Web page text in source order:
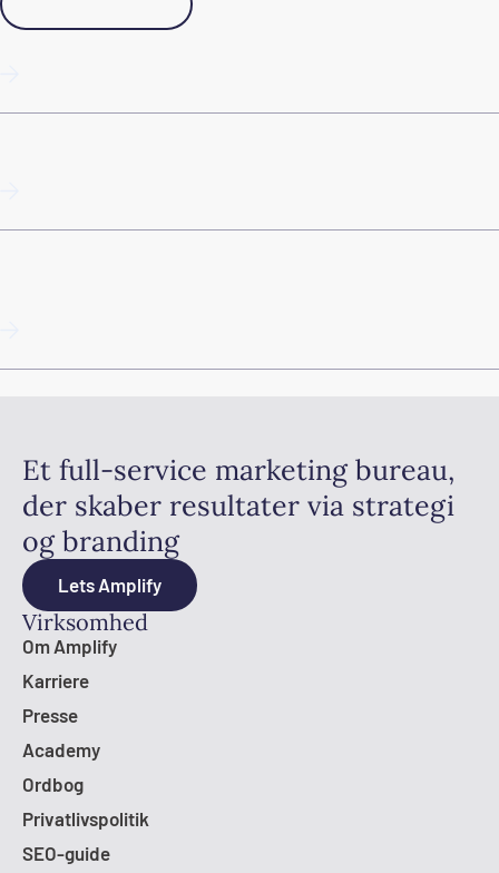
Et full-service marketing bureau,
der skaber resultater via strategi
og branding
Lets Amplify
Virksomhed
Om Amplify
Karriere
Presse
Academy
Ordbog
Privatlivspolitik
SEO-guide